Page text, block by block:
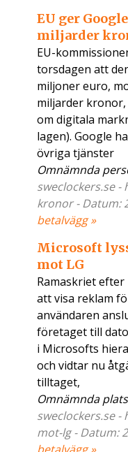
EU ger
miljarder
EU-
torsdagen att
miljoner euro,
miljarder
om digitala
lagen). Google
övriga tjänster
Omnämnda
sweclockers.se -
kronor - Datum:
betalvägg »
Microsoft
mot LG
Ramaskriet
att visa reklam
användaren
företaget till
i Microsofts
och vidtar nu
tilltaget,
Omnämnda
sweclockers.se -
mot-lg - Datum: